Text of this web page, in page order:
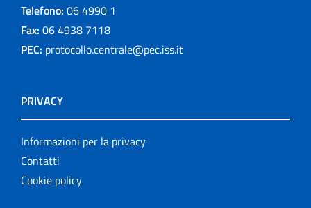
Telefono: 06 4990 1
Fax: 06 4938 7118
PEC: protocollo.centrale@pec.iss.it
PRIVACY
Informazioni per la privacy
Contatti
Cookie policy